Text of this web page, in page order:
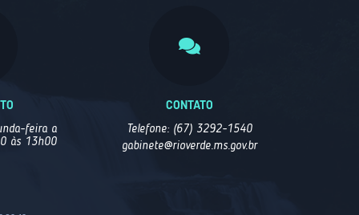
feira a
às 13h00
CONTATO
Telefone: (67) 3292-1540
gabinete@rioverde.ms.gov.br